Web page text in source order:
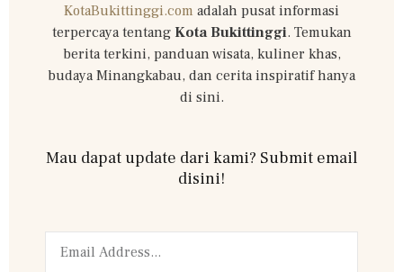
KotaBukittinggi.com adalah pusat informasi
terpercaya tentang Kota Bukittinggi. Temukan
berita terkini, panduan wisata, kuliner khas,
budaya Minangkabau, dan cerita inspiratif hanya
di sini.
Mau dapat update dari kami? Submit email
disini!